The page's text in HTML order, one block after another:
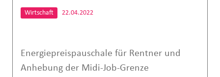
Wirtschaft 22.04.2022
Energiepreispauschale für Rentner und
Anhebung der Midi-Job-Grenze